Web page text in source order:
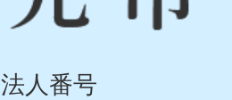
法人番号